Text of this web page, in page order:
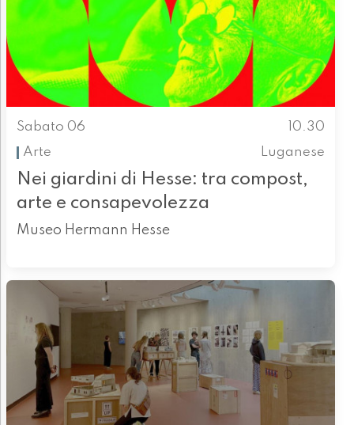
Sabato 06
10.30
Arte
Luganese
Nei giardini di Hesse: tra compost,
arte e consapevolezza
Museo Hermann Hesse